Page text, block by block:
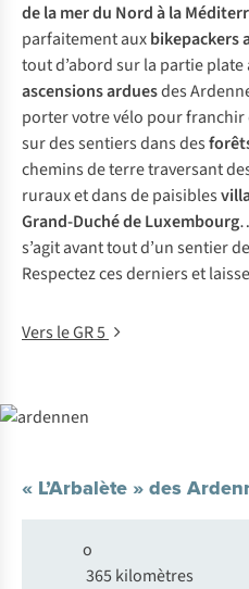
de la mer du Nord à la
parfaitement auxbikepackers
tout d’abord sur la partie plate
ascensions arduesdes
porter votre vélo pour franchir
sur des sentiers dans des
chemins de terre traversant
ruraux et dans de paisibles
Grand-Duché de Luxembourg
s’agit avant tout d’un sentier
Respectez ces derniers et
Vers le GR 5
« L’Arbalète » des
o
365 kilomètres